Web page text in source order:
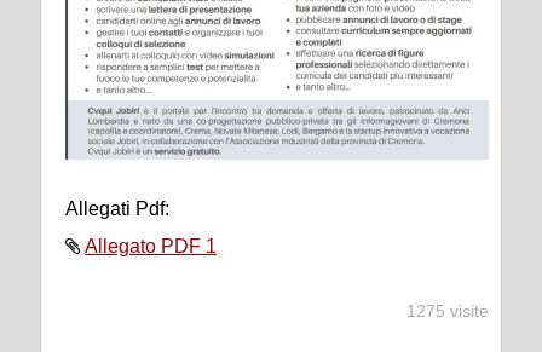
Allegati Pdf:
Allegato PDF 1
1275 visite